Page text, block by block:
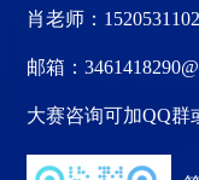
肖老师：
邮箱：
大赛咨询可加QQ群